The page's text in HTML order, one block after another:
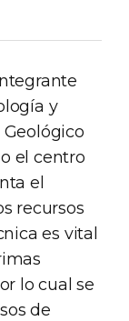
y
el centro
el
recursos
es vital
lo cual se
de